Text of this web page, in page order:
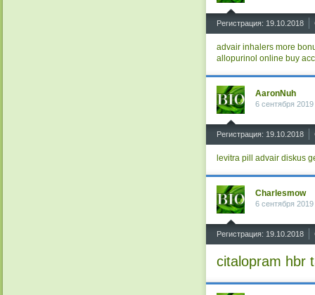
Регистрация: 19.10.2018
advair inhalers more
allopurinol online buy
AaronNuh
6 сентября
Регистрация: 19.10.2018
levitra pill advair diskus
Charlesmow
6 сентября
Регистрация: 19.10.2018
citalopram hbr